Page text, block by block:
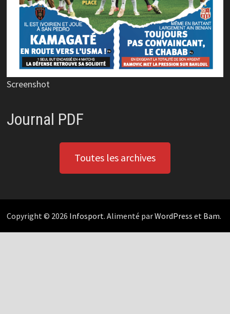
Screenshot
Journal PDF
Toutes les archives
Copyright © 2026 Infosport. Alimenté parWordPress et Bam.